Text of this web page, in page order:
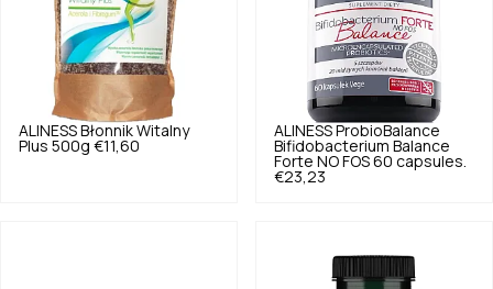
ALINESS Błonnik Witalny
Plus 500g €11,60
ALINESS ProbioBalance
Bifidobacterium Balance
Forte NO FOS 60 capsules.
€23,23